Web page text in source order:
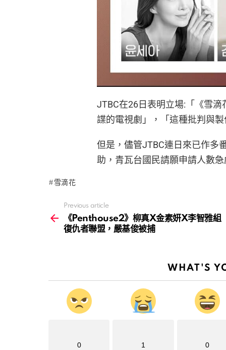
JTBC在26日表明立場:「《雪
諜的電視劇」，「這種批判與
但是，儘管JTBC連日來已作多
助，青瓦台國民請願申請人數
雪滴花
more
Previous article
《Penthouse2》柳真X金素妍X李智雅組
復仇者聯盟，嚴基俊被捕
WHAT'S
0 1 0